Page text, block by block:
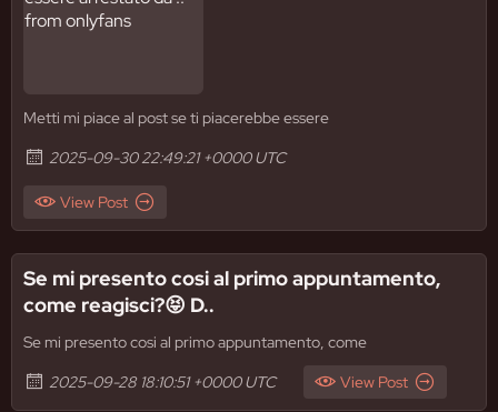
Metti mi piace al post se ti piacerebbe essere
2025-09-30 22:49:21 +0000 UTC
View Post
Se mi presento cosi al primo appuntamento,
come reagisci?😝 D..
Se mi presento cosi al primo appuntamento, come
2025-09-28 18:10:51 +0000 UTC
View Post